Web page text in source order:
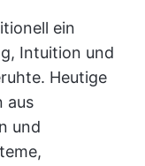
ein
Intuition und
Heutige
aus
und